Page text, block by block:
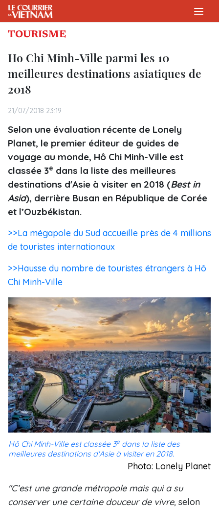
TOURISME
Ho Chi Minh-Ville parmi les 10
meilleures destinations asiatiques de
2018
21/07/2018 23:19
Selon une évaluation récente de Lonely
Planet, le premier éditeur de guides de
voyage au monde, Hô Chi Minh-Ville est
classée 3e dans la liste des meilleures
destinations d'Asie à visiter en 2018 (Best in
Asia), derrière Busan en République de Corée
et l’Ouzbékistan.
>>La mégapole du Sud accueille près de 4 millions
de touristes internationaux
>>Hausse du nombre de touristes étrangers à Hô
Chi Minh-Ville
Hô Chi Minh-Ville est classée 3e dans la liste des
meilleures destinations d'Asie à visiter en 2018.
Photo: Lonely Planet
"C’est une grande métropole mais qui a su
conserver une certaine douceur de vivre, selon